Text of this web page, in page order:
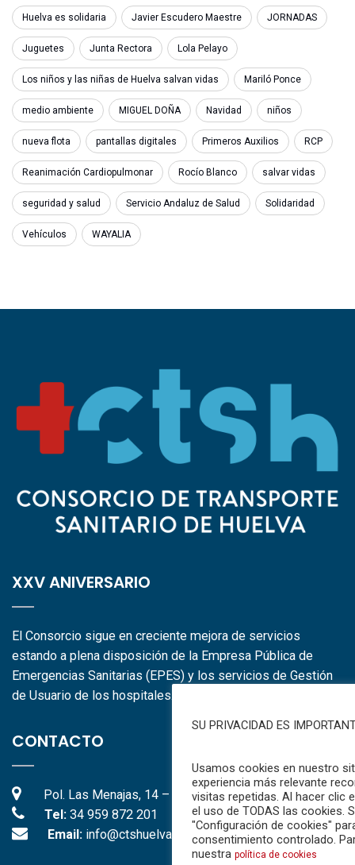
Huelva es solidaria Javier Escudero Maestre JORNADAS
Juguetes Junta Rectora Lola Pelayo
Los niños y las niñas de Huelva salvan vidas Mariló Ponce
medio ambiente MIGUEL DOÑA Navidad niños
nueva flota pantallas digitales Primeros Auxilios RCP
Reanimación Cardiopulmonar Rocío Blanco salvar vidas
seguridad y salud Servicio Andaluz de Salud Solidaridad
Vehículos WAYALIA
XXV ANIVERSARIO
El Consorcio sigue en creciente mejora de servicios
estando a plena disposición de la Empresa Pública de
Emergencias Sanitarias (EPES) y los servicios de Gestión
de Usuario de los hospitales.
CONTACTO
Pol. Las Menajas, 14 – Parc
Tel: 34 959 872 201
Email: info@ctshuelva.es
SU PRIVACIDAD ES
Usamos cookies en nuestro
experiencia más relevante
visitas repetidas. Al hacer clic
el uso de TODAS las cookies.
"Configuración de cookies"
consentimiento controlado.
nuestra política de cookies